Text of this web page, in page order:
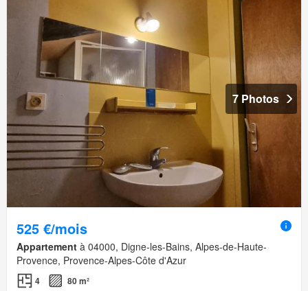
7 Photos
525 €/mois
Appartement à 04000, Digne-les-Bains, Alpes-de-Haute-
Provence, Provence-Alpes-Côte d'Azur
4
80 m²